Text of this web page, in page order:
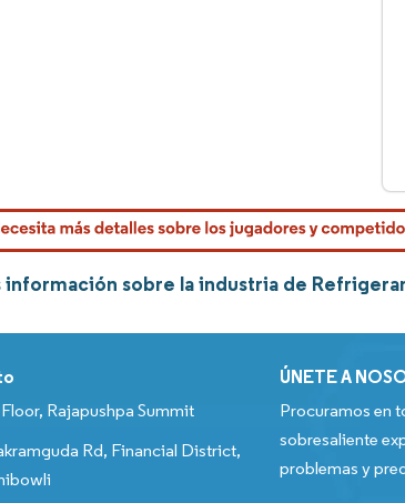
información sobre la industria de
Rajapushpa Summit
Rd, Financial District,
ÚNETE A
Procuramos en
sobresaliente
problemas y